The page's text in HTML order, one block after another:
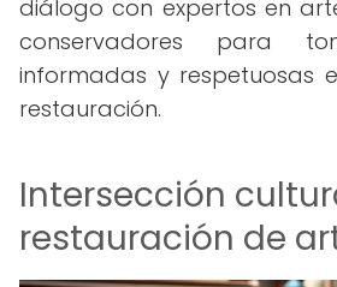
diálogo con expertos en
conservadores para
informadas y respetuosas
restauración.
Intersección
restauración de